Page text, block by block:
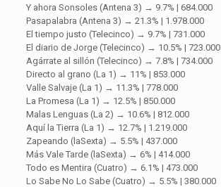
Y ahora Sonsoles (Antena 3) → 9.7% | 684.000
Pasapalabra (Antena 3) → 21.3% | 1.978.000
El tiempo justo (Telecinco) → 9.7% | 731.000
El diario de Jorge (Telecinco) → 10.5% | 723.000
Agárrate al sillón (Telecinco) → 7.8% | 734.000
Directo al grano (La 1) → 11% | 853.000
Valle Salvaje (La 1) → 11.3% | 778.000
La Promesa (La 1) → 12.5% | 850.000
Malas Lenguas (La 2) → 10.6% | 812.000
Aquí la Tierra (La 1) → 12.7% | 1.219.000
Zapeando (laSexta) → 5.5% | 437.000
Más Vale Tarde (laSexta) → 6% | 414.000
Todo es Mentira (Cuatro) → 6.1% | 473.000
Lo Sabe No Lo Sabe (Cuatro) → 5.5% | 380.000